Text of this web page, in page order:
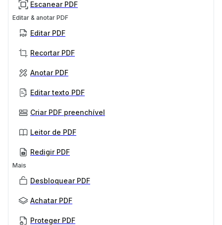
Escanear PDF
Editar & anotar PDF
Editar PDF
Recortar PDF
Anotar PDF
Editar texto PDF
Criar PDF preenchível
Leitor de PDF
Redigir PDF
Mais
Desbloquear PDF
Achatar PDF
Proteger PDF